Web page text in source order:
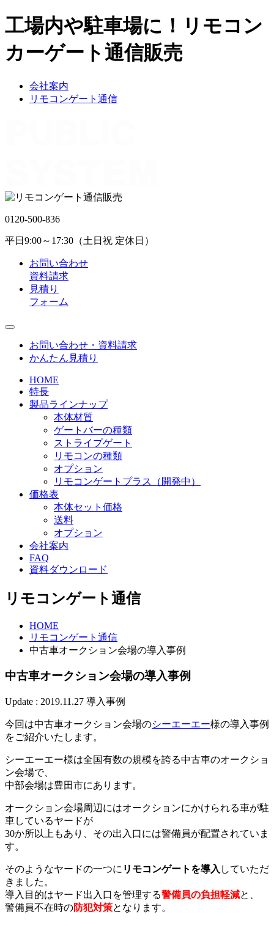
工場内や駐車場に！リモコン
カーゲート通信販売
会社案内
リモコンゲート通信
0120-500-836
平日9:00～17:30（土日祝 定休日）
お問い合わせ
資料請求
見積り
フォーム
お問い合わせ・資料請求
かんたん見積り
HOME
特長
製品ラインナップ
本体材質
ゲートバーの種類
ストライプゲート
リモコンの種類
オプション
リモコンゲートプラス（開発中）
価格表
本体セット価格
送料
オプション
会社案内
FAQ
資料ダウンロード
リモコンゲート通信
HOME
リモコンゲート通信
中古車オークション会場の導入事例
中古車オークション会場の導入事例
Update : 2019.11.27 導入事例
今回は中古車オークション会場のシーエーエー様の導入事例
をご紹介いたします。
シーエーエー様は全国有数の規模を誇る中古車のオークショ
ン会場で、
中部会場は豊田市にあります。
オークション会場周辺にはオークションにかけられる車が駐
車しているヤードが
30か所以上もあり、その出入口には警備員が配置されていま
す。
そのようなヤードの一つに リモコンゲートを導入 していただ
きました。
導入目的はヤード出入口を管理する警備員の負担軽減と、
警備員不在時の防犯対策となります。